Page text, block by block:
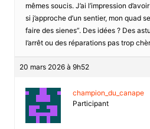
mêmes soucis. J’ai l’impression
si j’approche d’un sentier, mon quad
faire des sienes”. Des idées ? Des
l’arrêt ou des réparations pas trop
20 mars 2026 à 9h52
champion_du_canape
Participant